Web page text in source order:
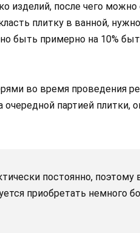
изделий, после чего
плитку в ванной,
быть примерно на 10%
во время проведения
партией плитки,
постоянно, поэтому
приобретать немного